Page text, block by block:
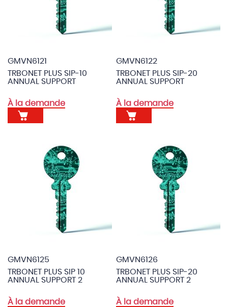
GMVN6121
TRBONET PLUS SIP-10
ANNUAL SUPPORT
À la demande
GMVN6122
TRBONET PLUS SIP-20
ANNUAL SUPPORT
À la demande
GMVN6125
TRBONET PLUS SIP 10
ANNUAL SUPPORT 2
À la demande
GMVN6126
TRBONET PLUS SIP-20
ANNUAL SUPPORT 2
À la demande